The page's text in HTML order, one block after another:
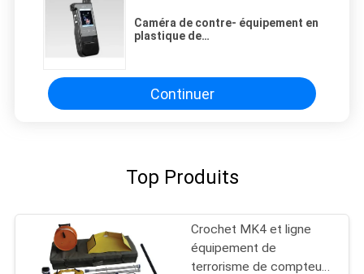
Caméra de contre- équipement en
plastique de
Continuer
Top Produits
Crochet MK4 et ligne
équipement de
terrorisme de compteur